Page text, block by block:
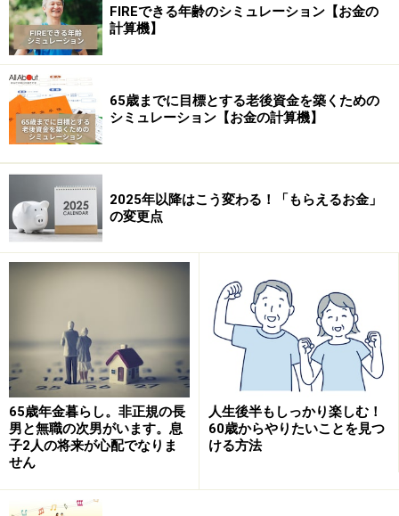
資料：「若年層の意識実態調査」（2003年内閣府）
親にお金を納めている人の平均額は3.5万円
ほとんどの親同居シングルが基礎的な生活コストを親に
頼っているという結果がでましたが、中にはきちんと親
にお金を渡している人もいます。
FIREできる年齢のシミュレーション【お金の
計算機】
65歳までに目標とする老後資金を築くための
シミュレーション【お金の計算機】
2025年以降はこう変わる！「もらえるお金」
の変更点
65歳年金暮らし。非正規の長
男と無職の次男がいます。息
子2人の将来が心配でなりま
せん
人生後半もしっかり楽しむ！
60歳からやりたいことを見つ
ける方法